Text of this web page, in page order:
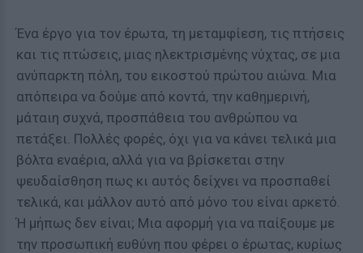
Ένα έργο για τον έρωτα, τη μεταμφίεση, τις πτήσεις
και τις πτώσεις, μιας ηλεκτρισμένης νύχτας, σε μια
ανύπαρκτη πόλη, του εικοστού πρώτου αιώνα. Μια
απόπειρα να δούμε από κοντά, την καθημερινή,
μάταιη συχνά, προσπάθεια του ανθρώπου να
πετάξει. Πολλές φορές, όχι για να κάνει τελικά μια
βόλτα εναέρια, αλλά για να βρίσκεται στην
ψευδαίσθηση πως κι αυτός δείχνει να προσπαθεί
τελικά, και μάλλον αυτό από μόνο του είναι αρκετό.
Ή μήπως δεν είναι; Μια αφορμή για να παίξουμε με
την προσωπική ευθύνη που φέρει ο έρωτας, κυρίως